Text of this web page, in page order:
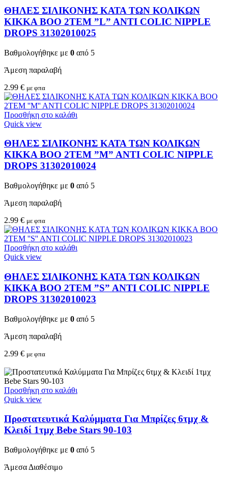
ΘΗΛΕΣ ΣΙΛΙΚΟΝΗΣ ΚΑΤΑ ΤΩΝ ΚΟΛΙΚΩΝ
KIKKA BOO 2TEM ”L” ANTI COLIC NIPPLE
DROPS 31302010025
Βαθμολογήθηκε με 0 από 5
Άμεση παραλαβή
2.99 € με φπα
Προσθήκη στο καλάθι
Quick view
ΘΗΛΕΣ ΣΙΛΙΚΟΝΗΣ ΚΑΤΑ ΤΩΝ ΚΟΛΙΚΩΝ
KIKKA BOO 2TEM ”M” ANTI COLIC NIPPLE
DROPS 31302010024
Βαθμολογήθηκε με 0 από 5
Άμεση παραλαβή
2.99 € με φπα
Προσθήκη στο καλάθι
Quick view
ΘΗΛΕΣ ΣΙΛΙΚΟΝΗΣ ΚΑΤΑ ΤΩΝ ΚΟΛΙΚΩΝ
KIKKA BOO 2TEM ”S” ANTI COLIC NIPPLE
DROPS 31302010023
Βαθμολογήθηκε με 0 από 5
Άμεση παραλαβή
2.99 € με φπα
Προσθήκη στο καλάθι
Quick view
Προστατευτικά Καλύμματα Για Μπρίζες 6τμχ &
Κλειδί 1τμχ Bebe Stars 90-103
Βαθμολογήθηκε με 0 από 5
Άμεσα Διαθέσιμο